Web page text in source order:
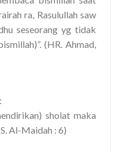
ra, Rasulullah saw
seseorang yg tidak
(HR. Ahmad,
sholat maka
Al-Maidah : 6)